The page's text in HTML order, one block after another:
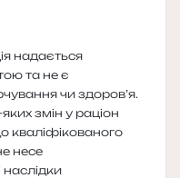
надається
та не є
чи здоров’я.
змін у раціон
кваліфікованого
несе
наслідки